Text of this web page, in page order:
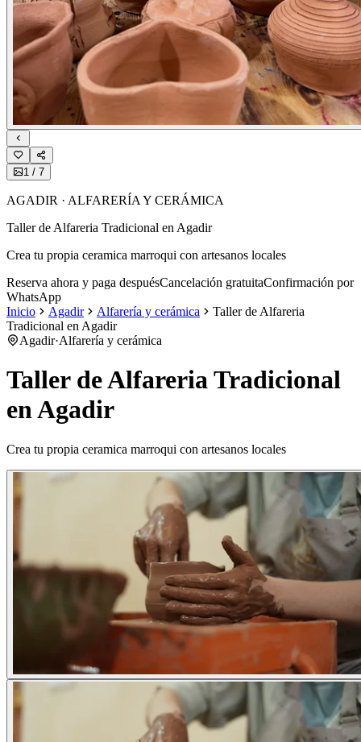
1 / 7
AGADIR · ALFARERÍA Y CERÁMICA
Taller de Alfareria Tradicional en Agadir
Crea tu propia ceramica marroqui con artesanos locales
Reserva ahora y paga despuésCancelación gratuitaConfirmación por
WhatsApp
Inicio
Agadir Alfarería y cerámica
Taller de Alfareria
Tradicional en Agadir
Agadir·Alfarería y cerámica
Taller de Alfareria Tradicional
en Agadir
Crea tu propia ceramica marroqui con artesanos locales